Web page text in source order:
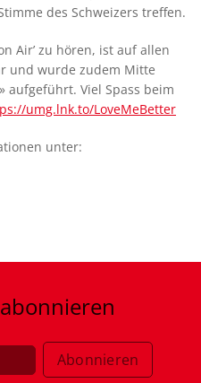
des Schweizers treffen.
Air’ zu hören, ist auf allen
und wurde zudem Mitte
aufgeführt. Viel Spass beim
umg.lnk.to/LoveMeBetter
unter:
abonnieren